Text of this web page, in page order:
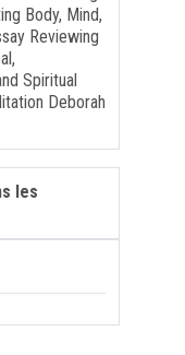
Body, Mind,
Reviewing
Spiritual
Deborah
les